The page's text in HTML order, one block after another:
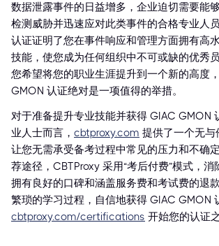
数据泄露事件的日益增多，企业迫切需要能
检测威胁并迅速应对此类事件的合格专业人
认证证明了您在事件响应和管理方面拥有高
技能，使您成为任何组织中不可或缺的优秀
您希望将您的职业生涯提升到一个新的高度
GMON 认证绝对是一项值得的举措。
对于准备提升专业技能并获得 GIAC GMON
业人士而言， cbtproxy.com 提供了一个无与
让您无需承受备考过程中常见的压力和不确
荐途径，CBTProxy 采用“考后付费”模式，
拥有良好的口碑和涵盖服务费和考试费的退
繁琐的学习过程，自信地获得 GIAC GMON
cbtproxy.com/certifications 开始您的认证之